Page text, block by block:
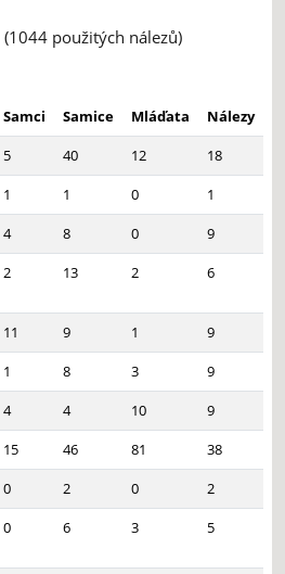
(1044 použitých nálezů)
Samci Samice Mláďata
Nálezy
5 40 12
18
1 1 0
1
4 8 0
9
2 13 2 6
11 9 1
9
1 8 3
9
4 4 10
9
15 46 81
38
0 2 0
2
0 6 3 5